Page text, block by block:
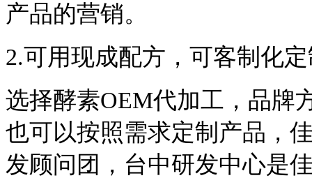
产品的营销。
2.可用现成配方，可客制化
选择酵素OEM代加工，品牌
也可以按照需求定制产品，
发顾问团，台中研发中心是